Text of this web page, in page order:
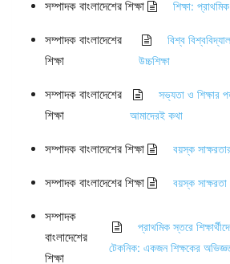
সম্পাদক বাংলাদেশের শিক্ষা শিক্ষা:
সম্পাদক বাংলাদেশের
শিক্ষা
বিশ্ব
উচ্চশিক্ষা
সম্পাদক বাংলাদেশের
শিক্ষা
সভ্যতা ও শিক্ষার
আমাদেরই কথা
সম্পাদক বাংলাদেশের শিক্ষা বয়স্ক
সম্পাদক বাংলাদেশের শিক্ষা বয়স্ক
সম্পাদক
বাংলাদেশের
শিক্ষা
প্রাথমিক স্তরে
টেকনিক: একজন শিক্ষকের